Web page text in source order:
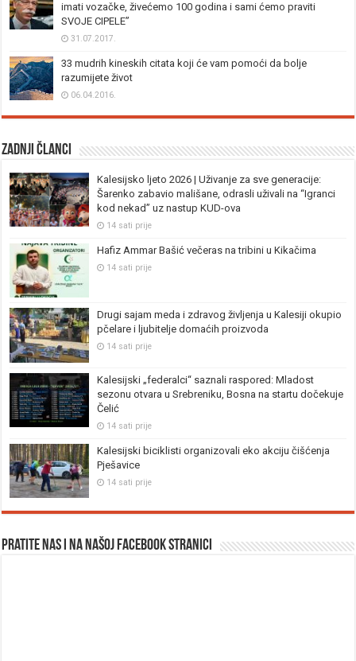
imati vozačke, živećemo 100 godina i sami ćemo praviti
SVOJE CIPELE”
31.07.2017.
33 mudrih kineskih citata koji će vam pomoći da bolje
razumijete život
06.04.2016.
Zadnji članci
Kalesijsko ljeto 2026 | Uživanje za sve generacije:
Šarenko zabavio mališane, odrasli uživali na “Igranci
kod nekad” uz nastup KUD-ova
14 sati prije
Hafiz Ammar Bašić večeras na tribini u Kikačima
14 sati prije
Drugi sajam meda i zdravog življenja u Kalesiji okupio
pčelare i ljubitelje domaćih proizvoda
14 sati prije
Kalesijski „federalci“ saznali raspored: Mladost
sezonu otvara u Srebreniku, Bosna na startu dočekuje
Čelić
14 sati prije
Kalesijski biciklisti organizovali eko akciju čišćenja
Pješavice
14 sati prije
Pratite nas i na našoj facebook stranici